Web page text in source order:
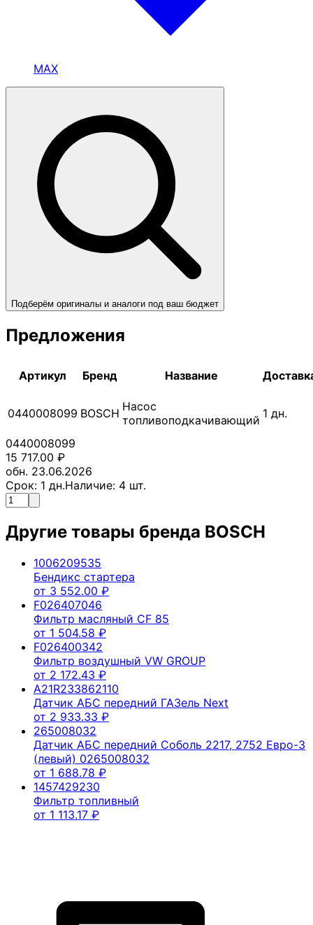
MAX
Подберём оригиналы и аналоги под ваш бюджет
Предложения
Артикул Бренд Название
0440008099 BOSCH Насос
топливоподкачивающий 1 дн.
0440008099
15 717.00 ₽
обн. 23.06.2026
Срок: 1 дн.Наличие: 4 шт.
Другие товары бренда BOSCH
1006209535
Бендикс стартера
от 3 552.00 ₽
F026407046
Фильтр масляный CF 85
от 1 504.58 ₽
F026400342
Фильтр воздушный VW GROUP
от 2 172.43 ₽
A21R233862110
Датчик АБС передний ГАЗель Next
от 2 933.33 ₽
265008032
Датчик АБС передний Соболь 2217, 2752 Евро-3
(левый) 0265008032
от 1 688.78 ₽
1457429230
Фильтр топливный
от 1 113.17 ₽